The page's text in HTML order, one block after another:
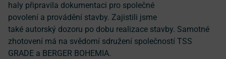
haly připravila dokumentaci pro společné
povolení a provádění stavby. Zajistili jsme
také autorský dozoru po dobu realizace stavby. Samotné
zhotovení má na svědomí sdružení společností TSS
GRADE a BERGER BOHEMIA.